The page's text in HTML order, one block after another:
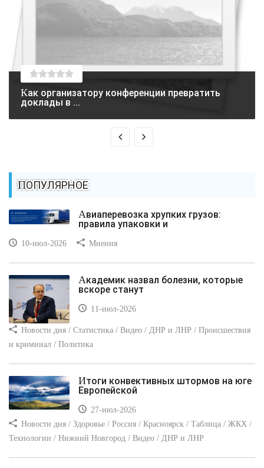
Как организатору конференции превратить
доклады в ...
ПОПУЛЯРНОЕ
Авиаперевозка хрупких грузов:
правила упаковки и
10-июл-2026 Мнения
Академик назвал болезни, которые
вскоре станут
11-июл-2026
Новости дня / Статистика / Видео / ДНР и ЛНР / Происшествия
и криминал / Политика
Итоги конвективных штормов на юге
Европейской
27-июл-2026
Новости дня / Здоровье / Россия / Красноярск / Таблица / ЖКХ /
Технологии / Нижний Новгород / Видео / ДНР и ЛНР